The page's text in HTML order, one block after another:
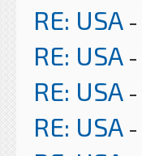
RE: USA -
RE: USA -
RE: USA -
RE: USA -